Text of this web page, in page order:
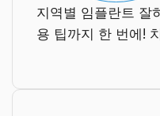
지역별 임플란트 잘
용 팁까지 한 번에!